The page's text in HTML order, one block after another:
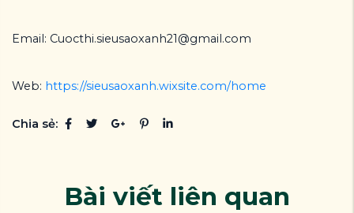
Email: Cuocthi.sieusaoxanh21@gmail.com
Web: https://sieusaoxanh.wixsite.com/home
Chia sẻ:
Bài viết liên quan